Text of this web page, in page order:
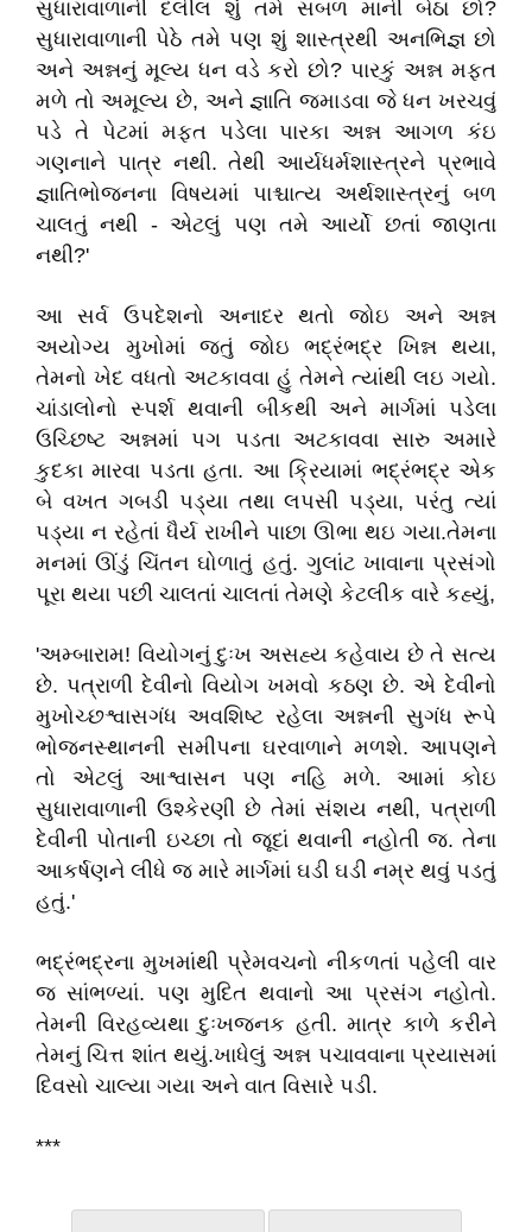
સુધારાવાળાની દલીલ શું તમે સબળ માની બેઠા છો?
સુધારાવાળાની પેઠે તમે પણ શું શાસ્ત્રથી અનભિજ્ઞ છો
અને અન્નનું મૂલ્ય ધન વડે કરો છો? પારકું અન્ન મફત
મળે તો અમૂલ્ય છે, અને જ્ઞાતિ જમાડવા જે ધન ખરચવું
પડે તે પેટમાં મફત પડેલા પારકા અન્ન આગળ કંઇ
ગણનાને પાત્ર નથી. તેથી આર્યધર્મશાસ્ત્રને પ્રભાવે
જ્ઞાતિભોજનના વિષયમાં પાશ્ચાત્ય અર્થશાસ્ત્રનું બળ
ચાલતું નથી - એટલું પણ તમે આર્યો છતાં જાણતા
નથી?'
આ સર્વ ઉપદેશનો અનાદર થતો જોઇ અને અન્ન
અયોગ્ય મુખોમાં જતું જોઇ ભદ્રંભદ્ર ખિન્ન થયા,
તેમનો ખેદ વધતો અટકાવવા હું તેમને ત્યાંથી લઇ ગયો.
ચાંડાલોનો સ્પર્શ થવાની બીકથી અને માર્ગમાં પડેલા
ઉચ્છિષ્ટ અન્નમાં પગ પડતા અટકાવવા સારુ અમારે
કુદકા મારવા પડતા હતા. આ ક્રિયામાં ભદ્રંભદ્ર એક
બે વખત ગબડી પડ્યા તથા લપસી પડ્યા, પરંતુ ત્યાં
પડ્યા ન રહેતાં ધૈર્ય રાખીને પાછા ઊભા થઇ ગયા.તેમના
મનમાં ઊંડું ચિંતન ઘોળાતું હતું. ગુલાંટ ખાવાના પ્રસંગો
પૂરા થયા પછી ચાલતાં ચાલતાં તેમણે કેટલીક વારે કહ્યું,
'અમ્બારામ! વિયોગનું દુઃખ અસહ્ય કહેવાય છે તે સત્ય
છે. પત્રાળી દેવીનો વિયોગ ખમવો કઠણ છે. એ દેવીનો
મુખોચ્છશ્વાસગંધ અવશિષ્ટ રહેલા અન્નની સુગંધ રૂપે
ભોજનસ્થાનની સમીપના ઘરવાળાને મળશે. આપણને
તો એટલું આશ્વાસન પણ નહિ મળે. આમાં કોઇ
સુધારાવાળાની ઉશ્કેરણી છે તેમાં સંશય નથી, પત્રાળી
દેવીની પોતાની ઇચ્છા તો જૂદાં થવાની નહોતી જ. તેના
આકર્ષણને લીધે જ મારે માર્ગમાં ઘડી ઘડી નમ્ર થવું પડતું
હતું.'
ભદ્રંભદ્રના મુખમાંથી પ્રેમવચનો નીકળતાં પહેલી વાર
જ સાંભળ્યાં. પણ મુદિત થવાનો આ પ્રસંગ નહોતો.
તેમની વિરહવ્યથા દુઃખજનક હતી. માત્ર કાળે કરીને
તેમનું ચિત્ત શાંત થયું.ખાધેલું અન્ન પચાવવાના પ્રયાસમાં
દિવસો ચાલ્યા ગયા અને વાત વિસારે પડી.
***